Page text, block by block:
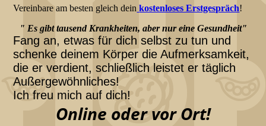
Vereinbare am besten gleich dein kostenloses Erstgespräch!
" Es gibt tausend Krankheiten, aber nur eine Gesundheit"
Fang an, etwas für dich selbst zu tun und
schenke deinem Körper die Aufmerksamkeit,
die er verdient, schließlich leistet er täglich
Außergewöhnliches!
Ich freu mich auf dich!
Online oder vor Ort!